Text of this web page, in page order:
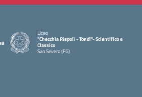
Liceo
"Checchia Rispoli - Tondi"- Scientifico e
Classico
San Severo (FG)